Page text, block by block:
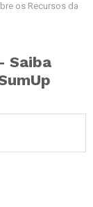
os Recursos da
Saiba